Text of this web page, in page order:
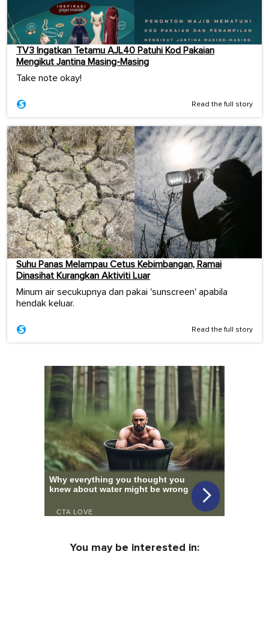
TV3 Ingatkan Tetamu AJL40 Patuhi Kod Pakaian
Mengikut Jantina Masing-Masing
Take note okay!
Read the full story
Suhu Panas Melampau Cetus Kebimbangan, Ramai
Dinasihat Kurangkan Aktiviti Luar
Minum air secukupnya dan pakai 'sunscreen' apabila
hendak keluar.
Read the full story
You may be interested in: